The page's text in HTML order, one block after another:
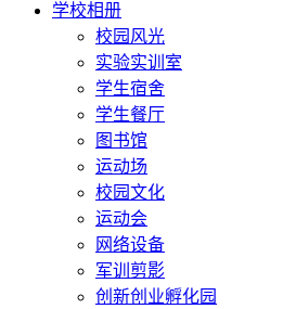
学校相册
校园风光
实验实训室
学生宿舍
学生餐厅
图书馆
运动场
校园文化
运动会
网络设备
军训剪影
创新创业孵化园